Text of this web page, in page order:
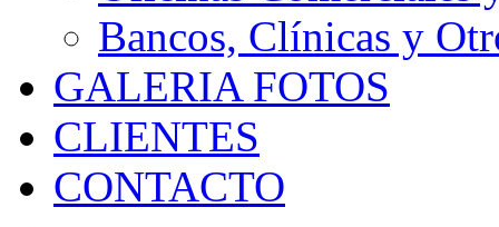
Bancos, Clínicas y
GALERIA FOTOS
CLIENTES
CONTACTO